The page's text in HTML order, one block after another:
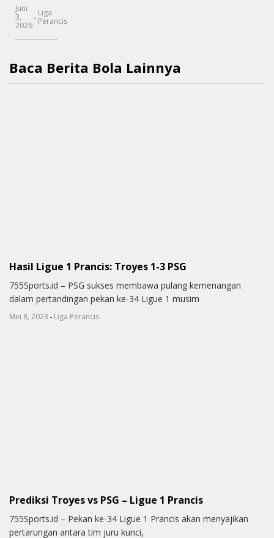
Juni
3,
2026
- Liga
Perancis
Baca Berita Bola Lainnya
Hasil Ligue 1 Prancis: Troyes 1-3 PSG
755Sports.id – PSG sukses membawa pulang kemenangan
dalam pertandingan pekan ke-34 Ligue 1 musim
Mei 8, 2023 - Liga Perancis
Prediksi Troyes vs PSG – Ligue 1 Prancis
755Sports.id – Pekan ke-34 Ligue 1 Prancis akan menyajikan
pertarungan antara tim juru kunci,